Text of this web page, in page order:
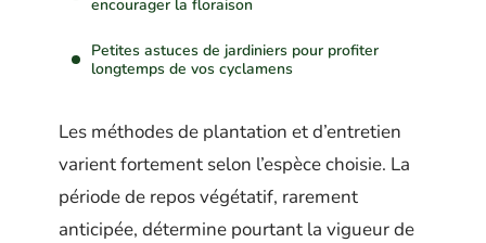
encourager la floraison
Petites astuces de jardiniers pour profiter
longtemps de vos cyclamens
Les méthodes de plantation et d’entretien
varient fortement selon l’espèce choisie. La
période de repos végétatif, rarement
anticipée, détermine pourtant la vigueur de